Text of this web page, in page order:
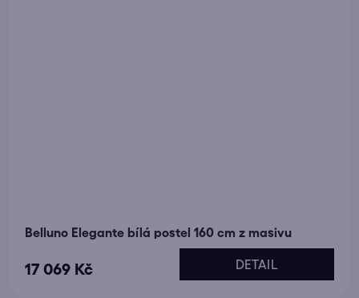
Belluno Elegante bílá postel 160 cm z masivu
17 069 Kč DETAIL